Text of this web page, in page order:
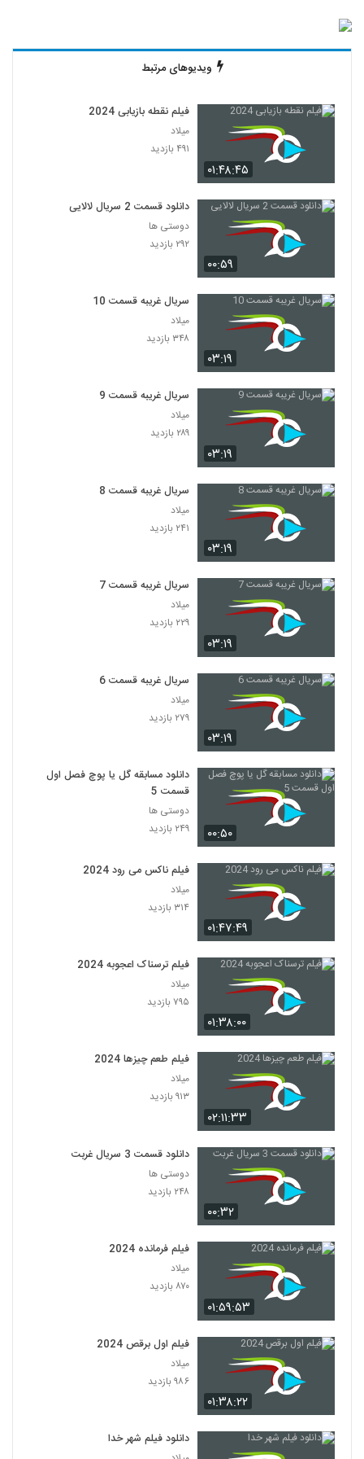
ویدیوهای مرتبط
۰۱:۴۸:۴۵
فیلم نقطه بازیابی 2024
میلاد
۴۹۱ بازدید
۰۰:۵۹
دانلود قسمت 2 سریال لالایی
دوستی ها
۲۹۲ بازدید
۰۳:۱۹
سریال غریبه قسمت 10
میلاد
۳۴۸ بازدید
۰۳:۱۹
سریال غریبه قسمت 9
میلاد
۲۸۹ بازدید
۰۳:۱۹
سریال غریبه قسمت 8
میلاد
۲۴۱ بازدید
۰۳:۱۹
سریال غریبه قسمت 7
میلاد
۲۲۹ بازدید
۰۳:۱۹
سریال غریبه قسمت 6
میلاد
۲۷۹ بازدید
۰۰:۵۰
دانلود مسابقه گل یا پوچ فصل اول
قسمت 5
دوستی ها
۲۴۹ بازدید
۰۱:۴۷:۴۹
فیلم ناکس می رود 2024
میلاد
۳۱۴ بازدید
۰۱:۳۸:۰۰
فیلم ترسناک اعجوبه 2024
میلاد
۷۹۵ بازدید
۰۲:۱۱:۳۳
فیلم طعم چیزها 2024
میلاد
۹۱۳ بازدید
۰۰:۳۲
دانلود قسمت 3 سریال غربت
دوستی ها
۲۴۸ بازدید
۰۱:۵۹:۵۳
فیلم فرمانده 2024
میلاد
۸۷۰ بازدید
۰۱:۳۸:۲۲
فیلم اول برقص 2024
میلاد
۹۸۶ بازدید
دانلود فیلم شهر خدا